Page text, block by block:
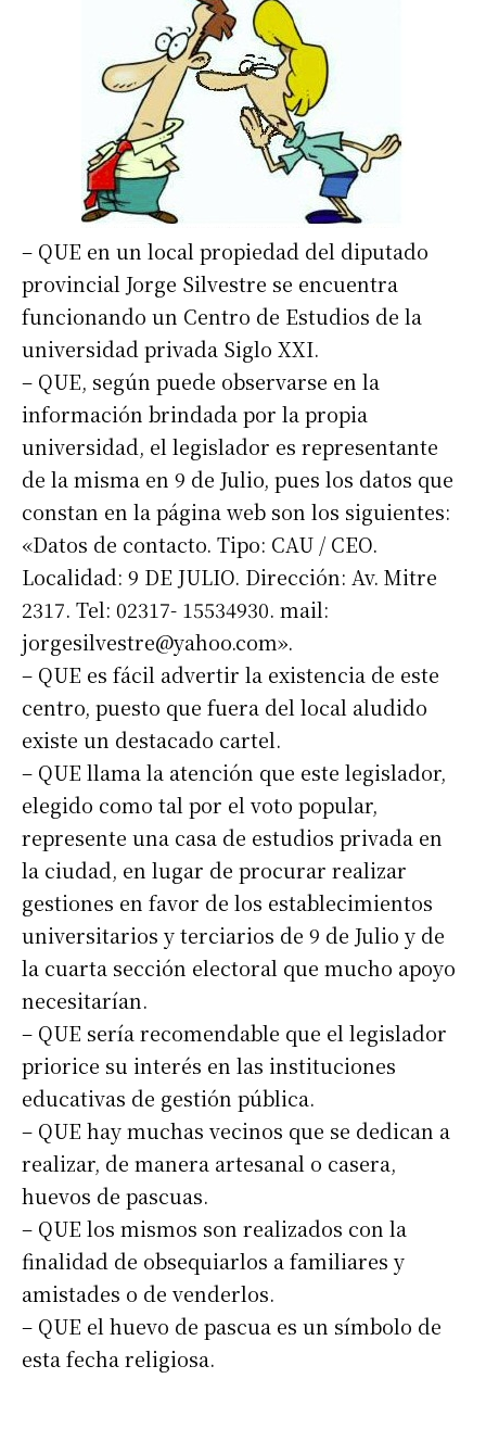
– QUE en un local propiedad del diputado
provincial Jorge Silvestre se encuentra
funcionando un Centro de Estudios de la
universidad privada Siglo XXI.
– QUE, según puede observarse en la
información brindada por la propia
universidad, el legislador es representante
de la misma en 9 de Julio, pues los datos que
constan en la página web son los siguientes:
«Datos de contacto. Tipo: CAU / CEO.
Localidad: 9 DE JULIO. Dirección: Av. Mitre
2317. Tel: 02317- 15534930. mail:
jorgesilvestre@yahoo.com».
– QUE es fácil advertir la existencia de este
centro, puesto que fuera del local aludido
existe un destacado cartel.
– QUE llama la atención que este legislador,
elegido como tal por el voto popular,
represente una casa de estudios privada en
la ciudad, en lugar de procurar realizar
gestiones en favor de los establecimientos
universitarios y terciarios de 9 de Julio y de
la cuarta sección electoral que mucho apoyo
necesitarían.
– QUE sería recomendable que el legislador
priorice su interés en las instituciones
educativas de gestión pública.
– QUE hay muchas vecinos que se dedican a
realizar, de manera artesanal o casera,
huevos de pascuas.
– QUE los mismos son realizados con la
finalidad de obsequiarlos a familiares y
amistades o de venderlos.
– QUE el huevo de pascua es un símbolo de
esta fecha religiosa.